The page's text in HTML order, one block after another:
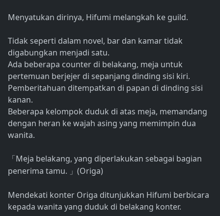
Menyatukan dirinya, Hifumi melangkah ke guild.
Tidak seperti dalam novel, bar dan kamar tidak
digabungkan menjadi satu.
Ada beberapa counter di belakang, meja untuk
pertemuan berjejer di sepanjang dinding sisi kiri.
Pemberitahuan ditempatkan di papan di dinding sisi
kanan.
Beberapa kelompok duduk di atas meja, memandang
dengan heran ke wajah asing yang memimpin dua
wanita.
「 Meja belakang, yang diperlakukan sebagai bagian
penerima tamu.
」 (Origa)
Mendekati konter Origa ditunjukkan Hifumi berbicara
kepada wanita yang duduk di belakang konter.